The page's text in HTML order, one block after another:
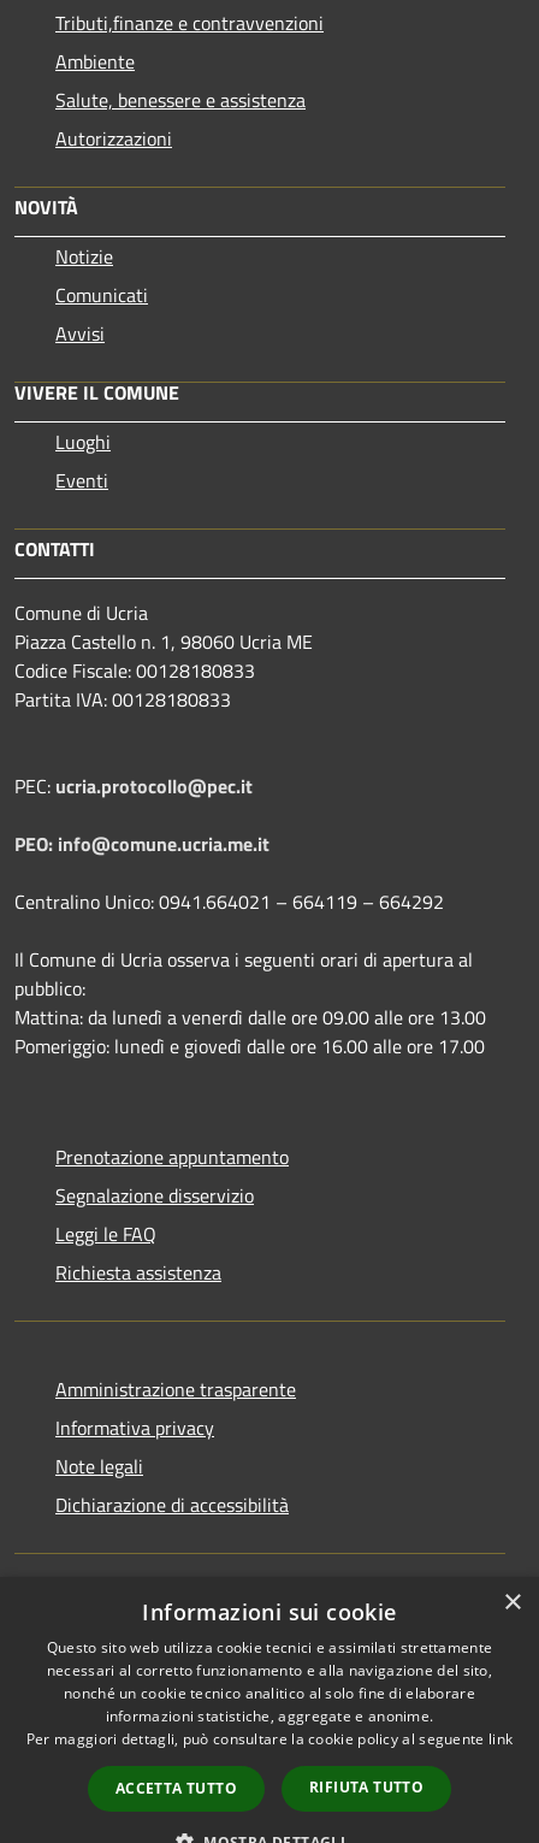
Tributi,finanze e contravvenzioni
Ambiente
Salute, benessere e assistenza
Autorizzazioni
NOVITÀ
Notizie
Comunicati
Avvisi
VIVERE IL COMUNE
Luoghi
Eventi
CONTATTI
Comune di Ucria
Piazza Castello n. 1, 98060 Ucria ME
Codice Fiscale: 00128180833
Partita IVA: 00128180833
PEC: ucria.protocollo@pec.it
PEO: info@comune.ucria.me.it
Centralino Unico: 0941.664021 – 664119 – 664292
Il Comune di Ucria osserva i seguenti orari di apertura al
pubblico:
Mattina: da lunedì a venerdì dalle ore 09.00 alle ore 13.00
Pomeriggio: lunedì e giovedì dalle ore 16.00 alle ore 17.00
Prenotazione appuntamento
Segnalazione disservizio
Leggi le FAQ
Richiesta assistenza
Amministrazione trasparente
Informativa privacy
Note legali
Dichiarazione di accessibilità
Accessibilità
Privacy
Mappa del sito
Area riservata
Lettura webmail
Copyright © 2026 • Comune di
Ucria • Powered by
Municipium• Accesso
redazione
×
Informazioni sui cookie
Questo sito web utilizza cookie tecnici e assimilati strettamente
necessari al corretto funzionamento e alla navigazione del sito,
nonché un cookie tecnico analitico al solo fine di elaborare
informazioni statistiche, aggregate e anonime.
Per maggiori dettagli, può consultare la cookie policy al seguente link
ACCETTA TUTTO RIFIUTA TUTTO